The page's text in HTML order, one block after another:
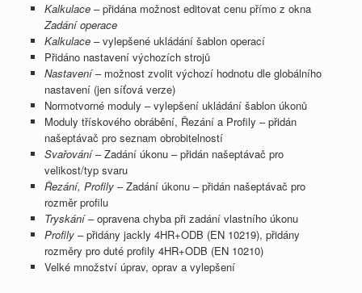
Kalkulace– přidána možnost editovat cenu přímo z okna
Zadání operace
Kalkulace– vylepšené ukládání šablon operací
Přidáno nastavení výchozích strojů
Nastavení– možnost zvolit výchozí hodnotu dle globálního
nastavení (jen síťová verze)
Normotvorné moduly – vylepšení ukládání šablon úkonů
Moduly třískového obrábění, Řezání a Profily – přidán
našeptávač pro seznam obrobitelností
Svařování– Zadání úkonu – přidán našeptávač pro
velikost/typ svaru
Řezání, Profily– Zadání úkonu – přidán našeptávač pro
rozměr profilu
Tryskání– opravena chyba při zadání vlastního úkonu
Profily– přidány jackly 4HR+ODB (EN 10219), přidány
rozměry pro duté profily 4HR+ODB (EN 10210)
Velké množství úprav, oprav a vylepšení